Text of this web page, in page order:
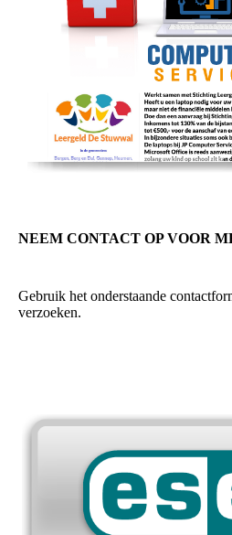
NEEM CONTACT OP VOOR
Gebruik het onderstaande
verzoeken.